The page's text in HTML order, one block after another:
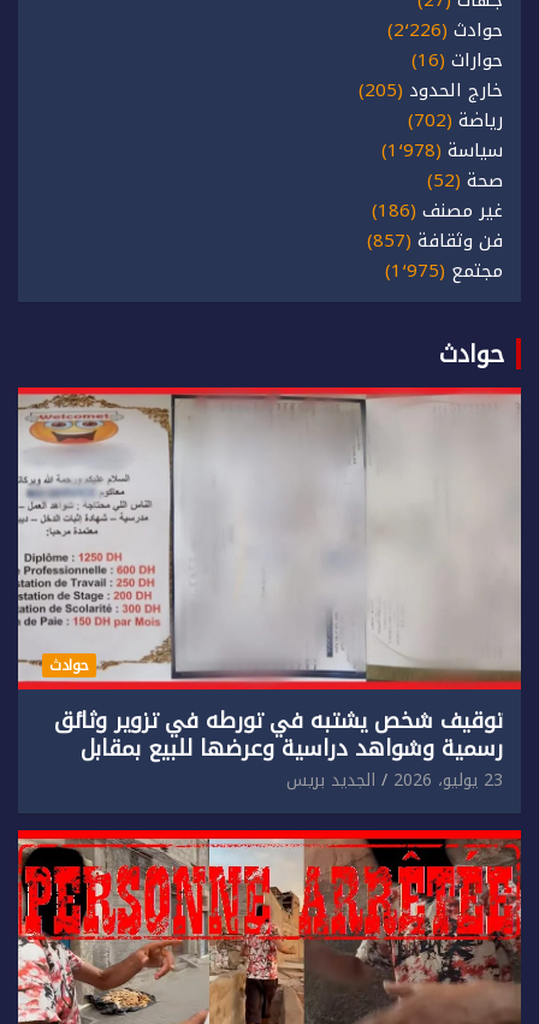
حوادث (2٬226)
حوارات (16)
خارج الحدود (205)
رياضة (702)
سياسة (1٬978)
صحة (52)
غير مصنف (186)
فن وثقافة (857)
مجتمع (1٬975)
حوادث
حوادث
توقيف شخص يشتبه في تورطه في تزوير وثائق
رسمية وشواهد دراسية وعرضها للبيع بمقابل
مادي.
23 يوليو، 2026 الجديد بريس